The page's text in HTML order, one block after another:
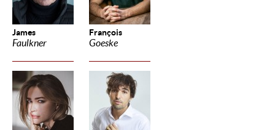
James
Faulkner
François
Goeske